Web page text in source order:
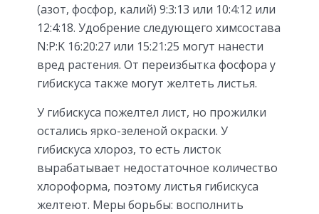
(азот, фосфор, калий) 9:3:13 или 10:4:12 или
12:4:18. Удобрение следующего химсостава
N:P:K 16:20:27 или 15:21:25 могут нанести
вред растения. От переизбытка фосфора у
гибискуса также могут желтеть листья.
У гибискуса пожелтел лист, но прожилки
остались ярко-зеленой окраски. У
гибискуса хлороз, то есть листок
вырабатывает недостаточное количество
хлороформа, поэтому листья гибискуса
желтеют. Меры борьбы: восполнить